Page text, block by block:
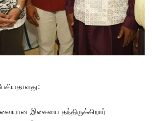
இசையை தந்திருக்கிறார்